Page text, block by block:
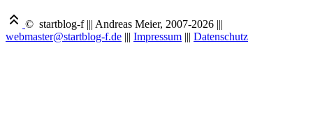
© startblog-f ||| Andreas Meier, 2007-2026 |||
webmaster@startblog-f.de ||| Impressum ||| Datenschutz